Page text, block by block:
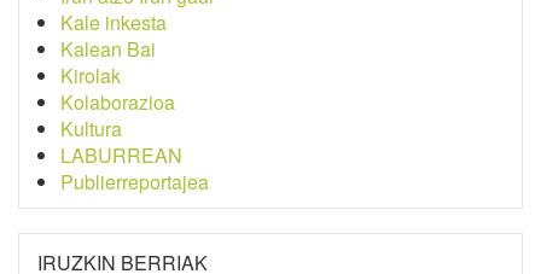
Kale inkesta
Kalean Bai
Kirolak
Kolaborazioa
Kultura
LABURREAN
Publierreportajea
IRUZKIN BERRIAK